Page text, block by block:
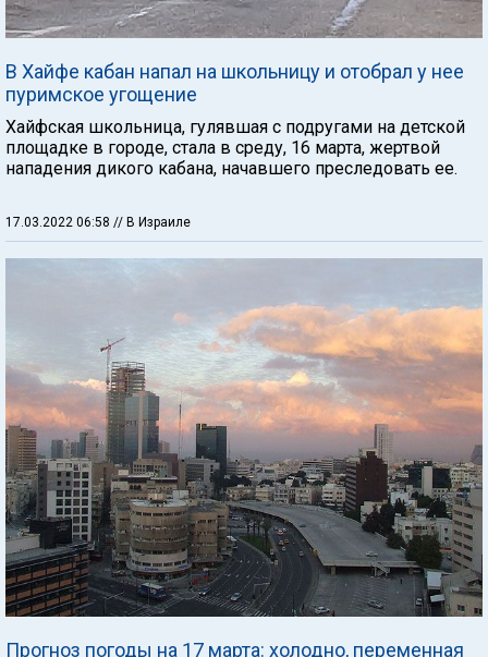
В Хайфе кабан напал на школьницу и отобрал у нее
пуримское угощение
Хайфская школьница, гулявшая с подругами на детской
площадке в городе, стала в среду, 16 марта, жертвой
нападения дикого кабана, начавшего преследовать ее.
17.03.2022 06:58 // В Израиле
Прогноз погоды на 17 марта: холодно, переменная